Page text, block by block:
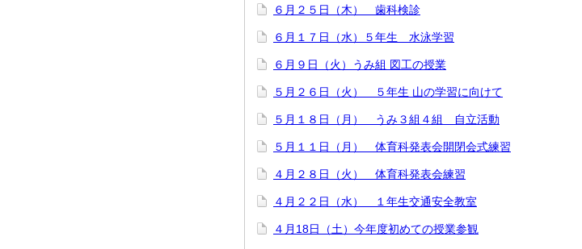
６月２５日（木） 歯科検診
６月１７日（水）５年生 水泳学習
６月９日（火）うみ組 図工の授業
５月２６日（火） ５年生 山の学習に向けて
５月１８日（月） うみ３組４組 自立活動
５月１１日（月） 体育科発表会開閉会式練習
４月２８日（火） 体育科発表会練習
４月２２日（水） １年生交通安全教室
４月18日（土）今年度初めての授業参観